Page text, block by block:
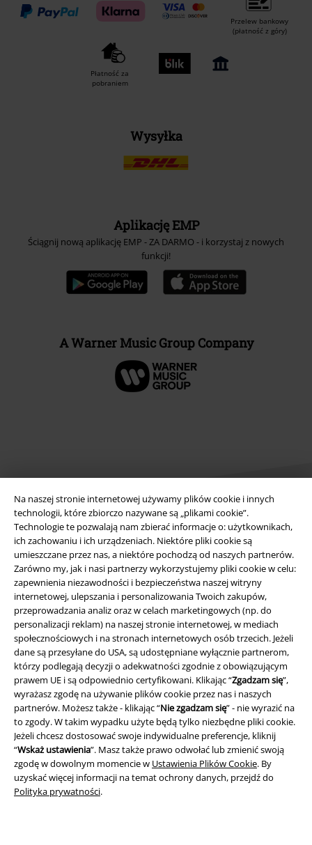
Na naszej stronie internetowej używamy plików cookie i innych
technologii, które zbiorczo nazywane są „plikami cookie”.
Technologie te pozwalają nam zbierać informacje o: użytkownikach,
ich zachowaniu i ich urządzeniach. Niektóre pliki cookie są
umieszczane przez nas, a niektóre pochodzą od naszych partnerów.
Zarówno my, jak i nasi partnerzy wykorzystujemy pliki cookie w celu:
zapewnienia niezawodności i bezpieczeństwa naszej witryny
internetowej, ulepszania i personalizowania Twoich zakupów,
przeprowadzania analiz oraz w celach marketingowych (np. do
personalizacji reklam) na naszej stronie internetowej, w mediach
społecznościowych i na stronach internetowych osób trzecich. Jeżeli
dane są przesyłane do USA, są udostępniane wyłącznie partnerom,
którzy podlegają decyzji o adekwatności zgodnie z obowiązującym
prawem UE i są odpowiednio certyfikowani. Klikając “Zgadzam się”,
wyrażasz zgodę na używanie plików cookie przez nas i naszych
partnerów. Możesz także - klikając “Nie zgadzam się” - nie wyrazić na
to zgody. W takim wypadku użyte będą tylko niezbędne pliki cookie.
Jeżeli chcesz dostosować swoje indywidualne preferencje, kliknij
“Wskaż ustawienia”. Masz także prawo odwołać lub zmienić swoją
zgodę w dowolnym momencie w Ustawienia Plików Cookie. By
uzyskać więcej informacji na temat ochrony danych, przejdź do
Polityka prywatności.
Przelew bankowy
(płatność z góry)
Płatność za
pobraniem
Wysyłka
Aplikację EMP
Ściągnij nową aplikację EMP - ZA DARMO - i korzystaj z nowych
funkcji!
A Warner Music Group Company
Informacje prawne
Regulamin
Dane firmy
Polityka prywatności
Unieszkodliwianie odpadów i ochrona środowiska
Deklaracja Zgodności
Informacje dotyczące dostępności
Ustawienia Plików Cookie
Skorzystaj z prawa do odstąpienia od umowy